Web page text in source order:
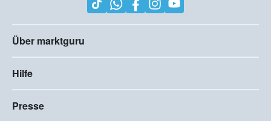
Über marktguru
Hilfe
Presse